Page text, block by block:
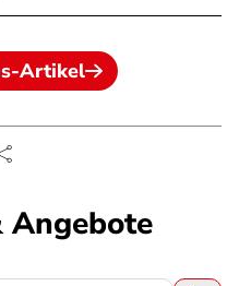
Artikel
Angebote